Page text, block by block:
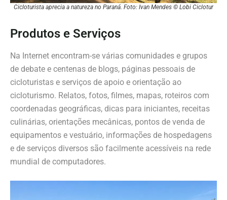
Cicloturista aprecia a natureza no Paraná. Foto: Ivan Mendes © Lobi Ciclotur
Produtos e Serviços
Na Internet encontram-se várias comunidades e grupos
de debate e centenas de blogs, páginas pessoais de
cicloturistas e serviços de apoio e orientação ao
cicloturismo. Relatos, fotos, filmes, mapas, roteiros com
coordenadas geográficas, dicas para iniciantes, receitas
culinárias, orientações mecânicas, pontos de venda de
equipamentos e vestuário, informações de hospedagens
e de serviços diversos são facilmente acessíveis na rede
mundial de computadores.